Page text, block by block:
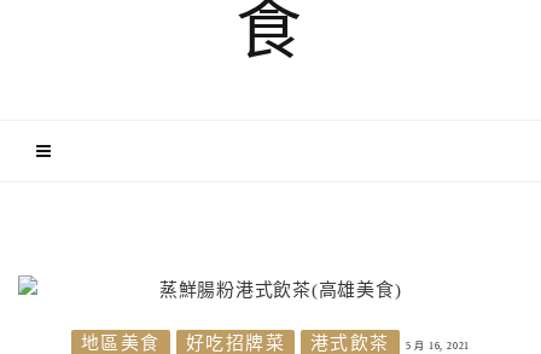
地區美食 好吃招牌菜 港式飲茶 5 月 16, 2021